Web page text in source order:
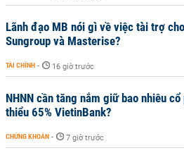
Lãnh đạo MB nói gì về việc tài trợ
Sungroup và Masterise?
TÀI CHÍNH - 16 giờ trước
NHNN cần tăng nắm giữ bao nhiêu
thiểu 65% VietinBank?
CHỨNG KHOÁN - 7 giờ trước